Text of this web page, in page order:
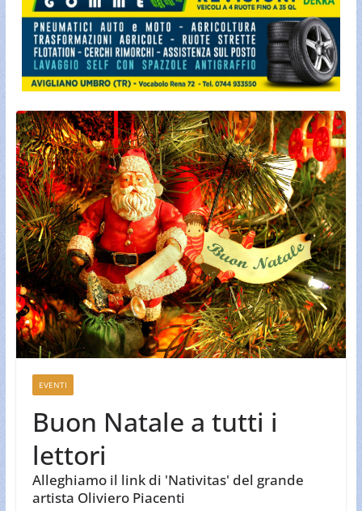
EVENTI
Buon Natale a tutti i
lettori
Alleghiamo il link di 'Nativitas' del grande
artista Oliviero Piacenti